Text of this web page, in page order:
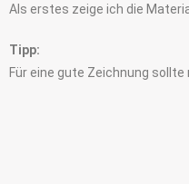
Als erstes zeige ich die
Tipp:
Für eine gute Zeichnung